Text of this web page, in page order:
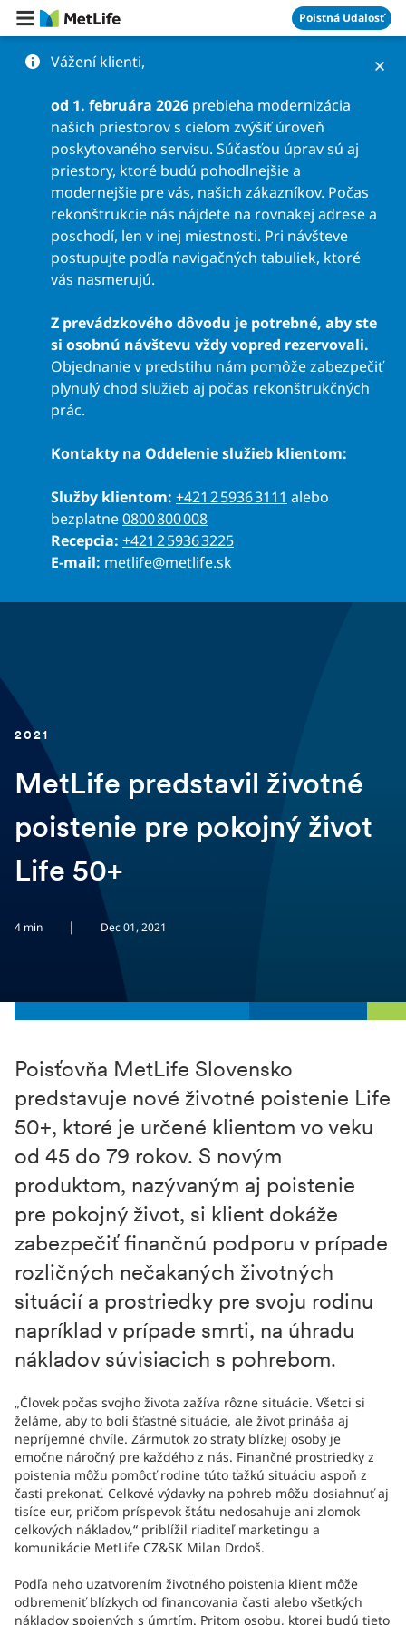
Preskočiť na obsah Poistná Udalosť
Vážení klienti,
od 1. februára 2026 prebieha modernizácia
našich priestorov s cieľom zvýšiť úroveň
poskytovaného servisu. Súčasťou úprav sú aj
priestory, ktoré budú pohodlnejšie a
modernejšie pre vás, našich zákazníkov. Počas
rekonštrukcie nás nájdete na rovnakej adrese a
poschodí, len v inej miestnosti. Pri návšteve
postupujte podľa navigačných tabuliek, ktoré
vás nasmerujú.
Z prevádzkového dôvodu je potrebné, aby ste
si osobnú návštevu vždy vopred rezervovali.
Objednanie v predstihu nám pomôže zabezpečiť
plynulý chod služieb aj počas rekonštrukčných
prác.
Kontakty na Oddelenie služieb klientom:
Služby klientom: +421 2 5936 3111 alebo
bezplatne0800 800 008
Recepcia: +421 2 5936 3225
E-mail: metlife@metlife.sk
2021
MetLife predstavil životné
poistenie pre pokojný život
Life 50+
4 min | Dec 01, 2021
Poisťovňa MetLife Slovensko
predstavuje nové životné poistenie Life
50+, ktoré je určené klientom vo veku
od 45 do 79 rokov. S novým
produktom, nazývaným aj poistenie
pre pokojný život, si klient dokáže
zabezpečiť finančnú podporu v prípade
rozličných nečakaných životných
situácií a prostriedky pre svoju rodinu
napríklad v prípade smrti, na úhradu
nákladov súvisiacich s pohrebom.
„Človek počas svojho života zažíva rôzne situácie. Všetci si
želáme, aby to boli šťastné situácie, ale život prináša aj
nepríjemné chvíle. Zármutok zo straty blízkej osoby je
emočne náročný pre každého z nás. Finančné prostriedky z
poistenia môžu pomôcť rodine túto ťažkú situáciu aspoň z
časti prekonať. Celkové výdavky na pohreb môžu dosiahnuť aj
tisíce eur, pričom príspevok štátu nedosahuje ani zlomok
celkových nákladov,“ priblížil riaditeľ marketingu a
komunikácie MetLife CZ&SK Milan Drdoš.
Podľa neho uzatvorením životného poistenia klient môže
odbremeniť blízkych od financovania časti alebo všetkých
nákladov spojených s úmrtím. Pritom osobu, ktorej budú tieto